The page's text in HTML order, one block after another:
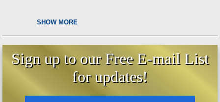
SHOW MORE
Sign up to our Free E-mail List
for updates!